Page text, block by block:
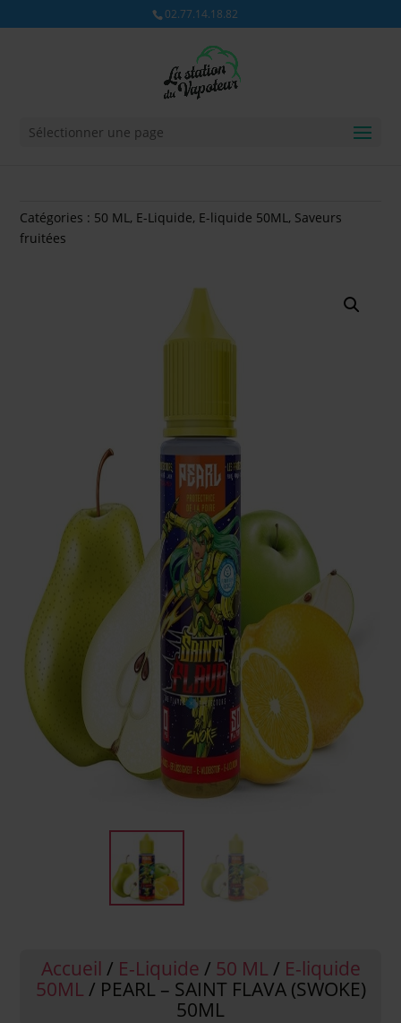
02.77.14.18.82
Sélectionner une page
Catégories : 50 ML, E-Liquide, E-liquide 50ML, Saveurs
fruitées
Accueil / E-Liquide / 50 ML / E-liquide
50ML / PEARL – SAINT FLAVA (SWOKE)
50ML